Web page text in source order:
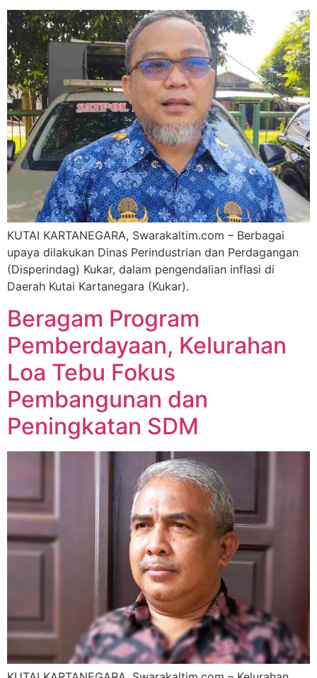
KUTAI KARTANEGARA, Swarakaltim.com – Berbagai
upaya dilakukan Dinas Perindustrian dan Perdagangan
(Disperindag) Kukar, dalam pengendalian inflasi di
Daerah Kutai Kartanegara (Kukar).
Beragam Program
Pemberdayaan, Kelurahan
Loa Tebu Fokus
Pembangunan dan
Peningkatan SDM